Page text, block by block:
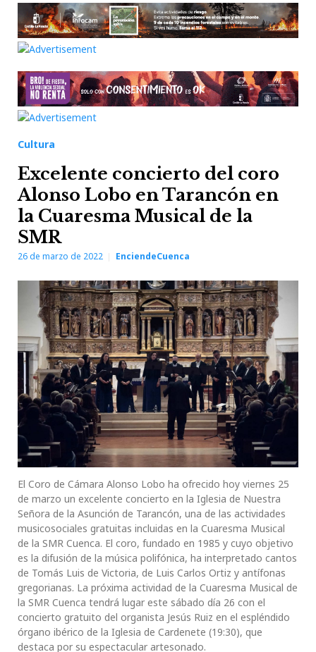
Cultura
Excelente concierto del coro
Alonso Lobo en Tarancón en
la Cuaresma Musical de la
SMR
26 de marzo de 2022 EnciendeCuenca
El Coro de Cámara Alonso Lobo ha ofrecido hoy viernes 25
de marzo un excelente concierto en la Iglesia de Nuestra
Señora de la Asunción de Tarancón, una de las actividades
musicosociales gratuitas incluidas en la Cuaresma Musical
de la SMR Cuenca. El coro, fundado en 1985 y cuyo objetivo
es la difusión de la música polifónica, ha interpretado cantos
de Tomás Luis de Victoria, de Luis Carlos Ortiz y antífonas
gregorianas. La próxima actividad de la Cuaresma Musical de
la SMR Cuenca tendrá lugar este sábado día 26 con el
concierto gratuito del organista Jesús Ruiz en el espléndido
órgano ibérico de la Iglesia de Cardenete (19:30), que
destaca por su espectacular artesonado.